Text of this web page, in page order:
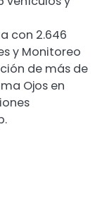
con 2.646
y Monitoreo
de más de
Ojos en